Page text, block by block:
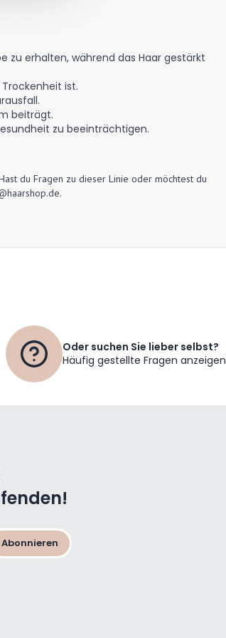
zu erhalten, während das Haar gestärkt
ist.
beiträgt.
zu beeinträchtigen.
du Fragen zu dieser Linie oder möchtest du
.
Oder suchen Sie lieber selbst?
Häufig gestellte Fragen anzeigen
Abonnieren